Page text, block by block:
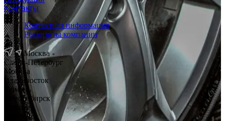
Контакты
Контактная информация
Реквизиты компании
Москва
Санкт-Петербург
Москва
Владивосток
Тюмень
Новосибирск
Саратов
Смоленск